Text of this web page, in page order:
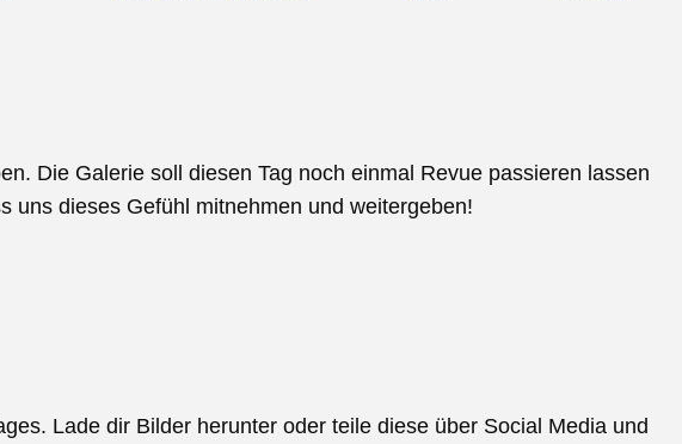
Die Galerie soll diesen Tag noch einmal Revue passieren lassen
uns dieses Gefühl mitnehmen und weitergeben!
Lade dir Bilder herunter oder teile diese über Social Media und